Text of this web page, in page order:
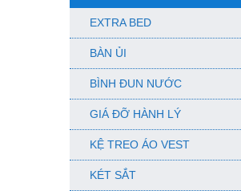
EXTRA BED
BÀN ỦI
BÌNH ĐUN NƯỚC
GIÁ ĐỠ HÀNH LÝ
KỆ TREO ÁO VEST
KÉT SẮT